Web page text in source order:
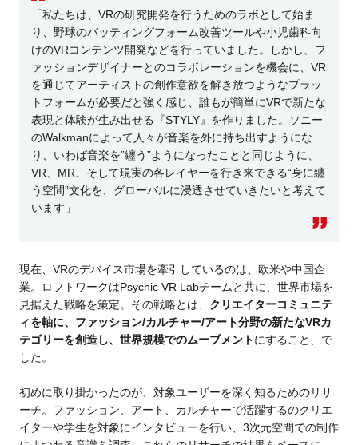
「私たちは、VRの研究開発を行うためのラボとして始ま
り、野球のバッティングフォーム改善ツールや小児歯科向
けのVRコンテンツ開発などを行っていました。しかし、フ
ァッションデザイナーとのコラボレーションを機会に、VR
を通じてアーティストの創作意欲を解き放つようなプラッ
トフォームが必要だと強く感じ、誰もが簡単にVRで新たな
表現と体験が生み出せる『STYLY』を作りました。ソニー
のWalkmanによって人々が音楽を外に持ち出すようにな
り、いわば音楽を”纏う”ようになったことと同じように、
VR、MR、そして現実の各レイヤーを行き来できる“身に纏
う空間”文化を、グローバルに浸透させていきたいと考えて
います」
現在、VRのデバイス市場を牽引しているのは、欧米や中国企
業。ロフトワークはPsychic VR Labチームと共に、世界市場を
見据えた戦略を策定。その戦略とは、 クリエイターコミュニテ
ィを軸に、ファッション/カルチャー/アート分野の新たなVRカ
テゴリーを創造し、世界規模でのムーブメントにすること、で
した。
初めに取り掛かったのが、対象ユーザーを深く知るためのリサ
ーチ。ファッション、アート、カルチャーで活躍するのクリエ
イターや学生を対象にインタビューを行い、3次元空間での制作